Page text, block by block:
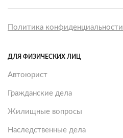
Политика конфиденциальности
ДЛЯ ФИЗИЧЕСКИХ ЛИЦ
Автоюрист
Гражданские дела
Жилищные вопросы
Наследственные дела